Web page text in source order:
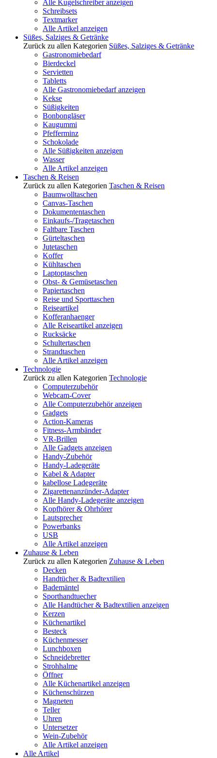
Alle Kugelschreiber anzeigen
Schreibsets
Textmarker
Alle Artikel anzeigen
Süßes, Salziges & Getränke
Zurück zu allen Kategorien Süßes, Salziges & Getränke
Gastronomiebedarf
Bierdeckel
Servietten
Tabletts
Alle Gastronomiebedarf anzeigen
Kekse
Süßigkeiten
Bonbongläser
Kaugummi
Pfefferminz
Schokolade
Alle Süßigkeiten anzeigen
Wasser
Alle Artikel anzeigen
Taschen & Reisen
Zurück zu allen Kategorien Taschen & Reisen
Baumwolltaschen
Canvas-Taschen
Dokumententaschen
Einkaufs-/Tragetaschen
Faltbare Taschen
Gürteltaschen
Jutetaschen
Koffer
Kühltaschen
Laptoptaschen
Obst- & Gemüsetaschen
Papiertaschen
Reise und Sporttaschen
Reiseartikel
Kofferanhaenger
Alle Reiseartikel anzeigen
Rucksäcke
Schultertaschen
Strandtaschen
Alle Artikel anzeigen
Technologie
Zurück zu allen Kategorien Technologie
Computerzubehör
Webcam-Cover
Alle Computerzubehör anzeigen
Gadgets
Action-Kameras
Fitness-Armbänder
VR-Brillen
Alle Gadgets anzeigen
Handy-Zubehör
Handy-Ladegeräte
Kabel & Adapter
kabellose Ladegeräte
Zigarettenanzünder-Adapter
Alle Handy-Ladegeräte anzeigen
Kopfhörer & Ohrhörer
Lautsprecher
Powerbanks
USB
Alle Artikel anzeigen
Zuhause & Leben
Zurück zu allen Kategorien Zuhause & Leben
Decken
Handtücher & Badtextilien
Bademäntel
Sporthandtuecher
Alle Handtücher & Badtextilien anzeigen
Kerzen
Küchenartikel
Besteck
Küchenmesser
Lunchboxen
Schneidebretter
Strohhalme
Öffner
Alle Küchenartikel anzeigen
Küchenschürzen
Magneten
Teller
Uhren
Untersetzer
Wein-Zubehör
Alle Artikel anzeigen
Alle Artikel